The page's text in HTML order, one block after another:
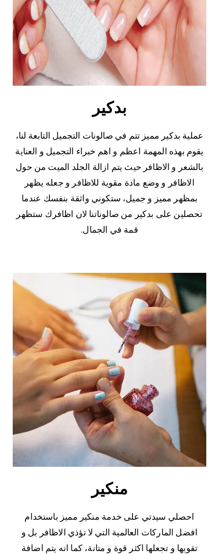
بدكير
عملية بدكير مميز تتم في صالونات التجميل التابعة لنا،
يقوم بهذه المهمة اعظم و اهم خبراء التجميل و العناية
بالشعر و الاظافر حيث يتم ازالة الجلد الميت من حول
الاظافر و وضع مادة مقوية للاظافر و جعله يظهر
بمظهر مميز و جميل، ستكوني واثقة بنفسك عندما
تحصلين على بدكير من صالوناتنا لان اظافرك ستظهر
قمة في الجمال.
منكير
احصلي سيدتي على خدمة منكير مميز باستخدام
افضل الماركات العالمية التي لا تؤذي الاظافر بل و
تقويها و تجعلها اكثر قوة و متانة، كما انه يتم اضافة